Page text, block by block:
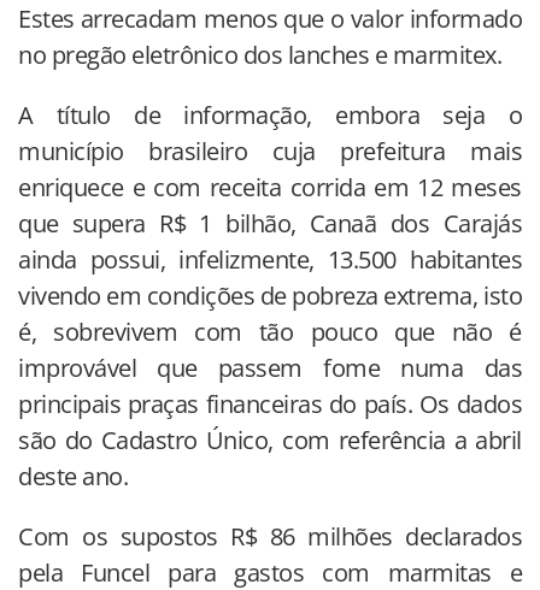
Estes arrecadam menos que o valor informado
no pregão eletrônico dos lanches e marmitex.
A título de informação, embora seja o
município brasileiro cuja prefeitura mais
enriquece e com receita corrida em 12 meses
que supera R$ 1 bilhão, Canaã dos Carajás
ainda possui, infelizmente, 13.500 habitantes
vivendo em condições de pobreza extrema, isto
é, sobrevivem com tão pouco que não é
improvável que passem fome numa das
principais praças financeiras do país. Os dados
são do Cadastro Único, com referência a abril
deste ano.
Com os supostos R$ 86 milhões declarados
pela Funcel para gastos com marmitas e